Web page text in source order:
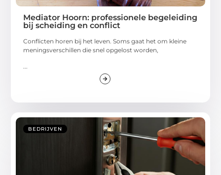
Mediator Hoorn: professionele begeleiding
bij scheiding en conflict
Conflicten horen bij het leven. Soms gaat het om kleine
meningsverschillen die snel opgelost worden,
BEDRIJVEN